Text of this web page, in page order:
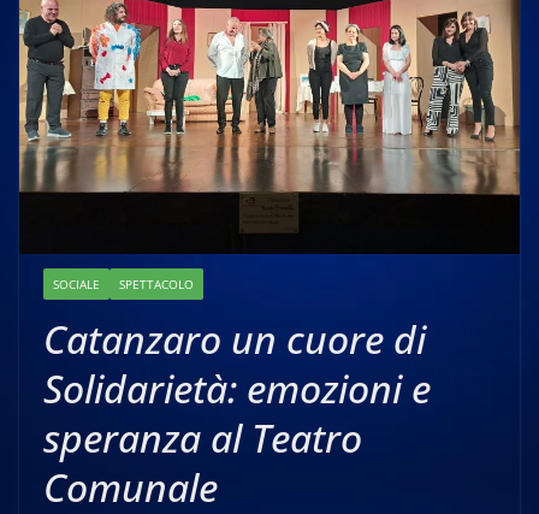
SOCIALE SPETTACOLO
Catanzaro un cuore di
Solidarietà: emozioni e
speranza al Teatro
Comunale